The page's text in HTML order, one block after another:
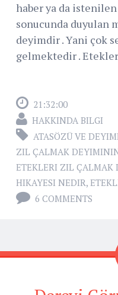
haber ya da
sonucunda duyulan
deyimdir . Yani çok
gelmektedir .
21:32:00
HAKKINDA BILGI
ATASÖZÜ VE
ZIL ÇALMAK
ETEKLERI ZIL ÇALMAK
HIKAYESI NEDIR,
6 COMMENTS